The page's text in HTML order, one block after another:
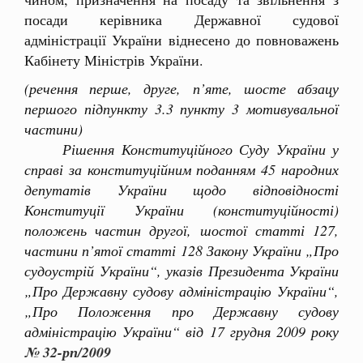
посади керівника Державної судової
адміністрації України віднесено до повноважень
Кабінету Міністрів України.
(речення перше, друге, п’яте, шосте абзацу
першого підпункту 3.3 пункту 3 мотивувальної
частини)
Рішення Конституційного Суду України у
справі за конституційним поданням 45 народних
депутатів України щодо відповідності
Конституції України (конституційності)
положень частин другої, шостої статті 127,
частини п’ятої статті 128 Закону України „Про
судоустрій України“, указів Президента України
„Про Державну судову адміністрацію України“,
„Про Положення про Державну судову
адміністрацію України“ від 17 грудня 2009 року
№ 32-рп/2009